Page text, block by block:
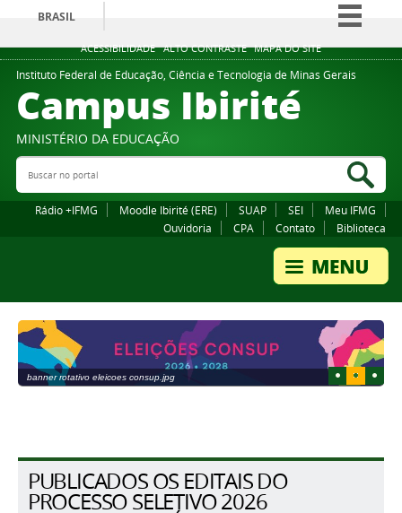
ACESSIBILIDADE ALTO CONTRASTE MAPA DO SITE
BRASIL
Simplifique!
Comunica BR
Participe
Legislação
Instituto Federal de Educação, Ciência e Tecnologia de Minas Gerais
Campus Ibirité
MINISTÉRIO DA EDUCAÇÃO
Buscar no portal
Rádio +IFMG Moodle Ibirité (ERE) SUAP SEI
Meu IFMG
Ouvidoria
CPA Contato Biblioteca
banner rotativo eleicoes consup.jpg
PUBLICADOS OS EDITAIS DO
PROCESSO SELETIVO 2026